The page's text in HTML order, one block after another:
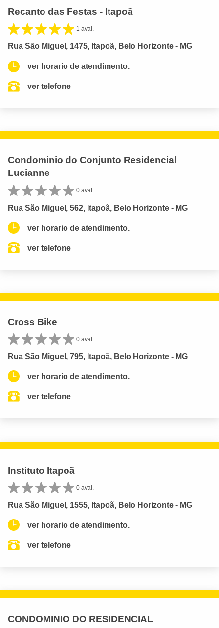
Recanto das Festas - Itapoã
1 aval.
Rua São Miguel, 1475, Itapoã, Belo Horizonte - MG
ver horario de atendimento.
ver telefone
Condominio do Conjunto Residencial
Lucianne
0 aval.
Rua São Miguel, 562, Itapoã, Belo Horizonte - MG
ver horario de atendimento.
ver telefone
Cross Bike
0 aval.
Rua São Miguel, 795, Itapoã, Belo Horizonte - MG
ver horario de atendimento.
ver telefone
Instituto Itapoã
0 aval.
Rua São Miguel, 1555, Itapoã, Belo Horizonte - MG
ver horario de atendimento.
ver telefone
CONDOMINIO DO RESIDENCIAL